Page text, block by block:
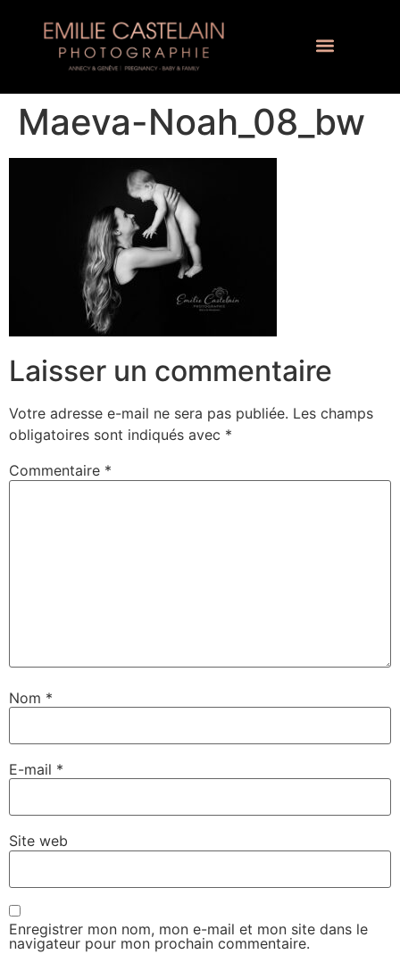
Maeva-Noah_08_bw
Laisser un commentaire
Votre adresse e-mail ne sera pas publiée. Les champs
obligatoires sont indiqués avec *
Commentaire *
Nom *
E-mail *
Site web
Enregistrer mon nom, mon e-mail et mon site dans le
navigateur pour mon prochain commentaire.